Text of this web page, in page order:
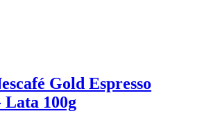
Gold Espresso
Lata 100g